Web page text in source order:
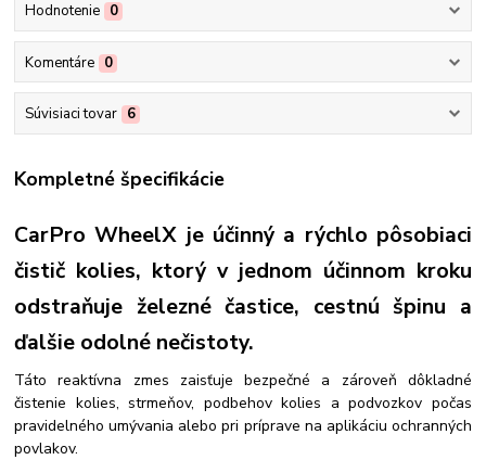
Hodnotenie 0
Komentáre 0
Súvisiaci tovar 6
Kompletné špecifikácie
CarPro WheelX je účinný a rýchlo pôsobiaci
čistič kolies, ktorý v jednom účinnom kroku
odstraňuje železné častice, cestnú špinu a
ďalšie odolné nečistoty.
Táto reaktívna zmes zaisťuje bezpečné a zároveň dôkladné
čistenie kolies, strmeňov, podbehov kolies a podvozkov počas
pravidelného umývania alebo pri príprave na aplikáciu ochranných
povlakov.